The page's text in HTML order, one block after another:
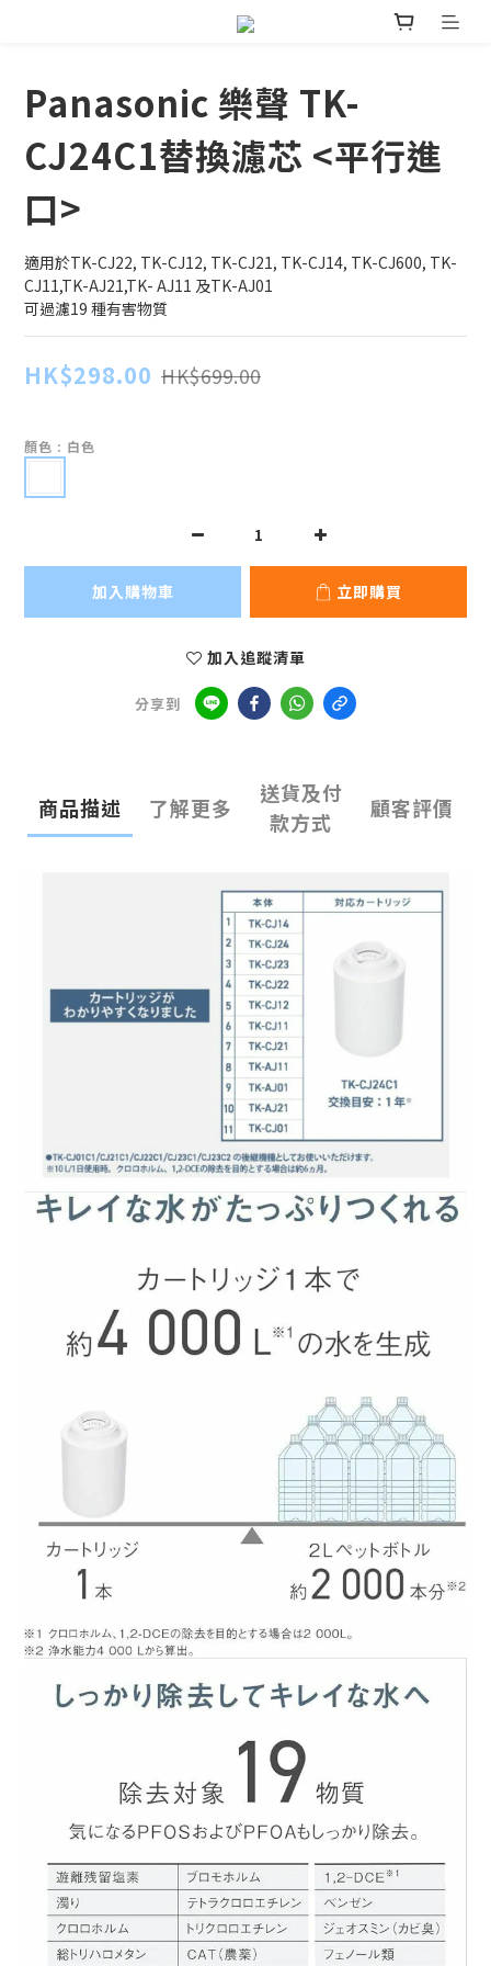
Panasonic 樂聲 TK-
CJ24C1替換濾芯 <平行進
口>
適用於TK-CJ22, TK-CJ12, TK-CJ21, TK-CJ14, TK-CJ600, TK-
CJ11,TK-AJ21,TK- AJ11 及TK-AJ01
可過濾19 種有害物質
HK$298.00 HK$699.00
顏色 : 白色
加入購物車 立即購買
加入追蹤清單
分享到
商品描述 了解更多
送貨及付
款方式
顧客評價